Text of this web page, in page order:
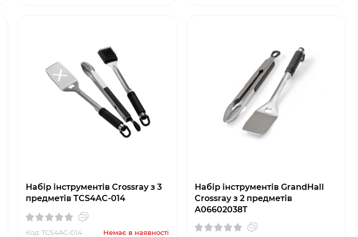
Набір інструментів Crossray з 3
предметів TCS4AC-014
Код: TCS4AC-014 Немає в наявності
Набір інструментів GrandHall
Crossray з 2 предметів
A06602038T